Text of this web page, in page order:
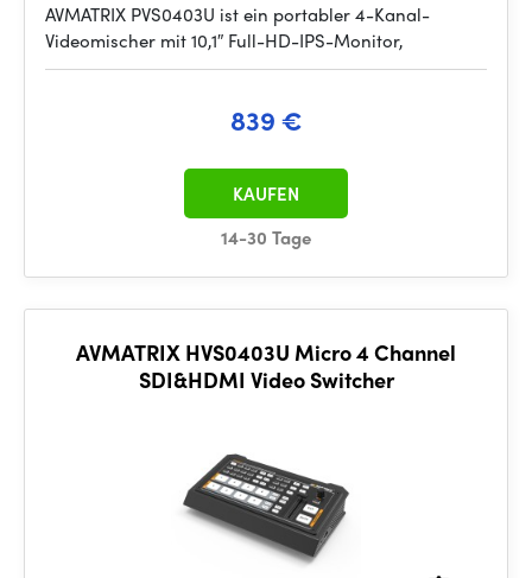
AVMATRIX PVS0403U ist ein portabler 4-Kanal-
Videomischer mit 10,1″ Full-HD-IPS-Monitor,
839 €
14-30 Tage
KAUFEN
AVMATRIX HVS0403U Micro 4 Channel
SDI&HDMI Video Switcher